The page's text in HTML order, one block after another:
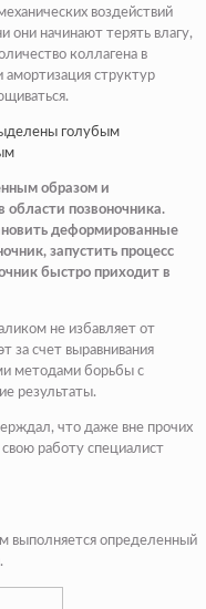
воздействий
они начинают терять влагу,
коллагена в
амортизация структур
голубым
образом и
позвоночника.
деформированные
запустить процесс
быстро приходит в
не избавляет от
за счет выравнивания
методами борьбы с
результаты.
что даже вне прочих
работу специалист
выполняется определенный